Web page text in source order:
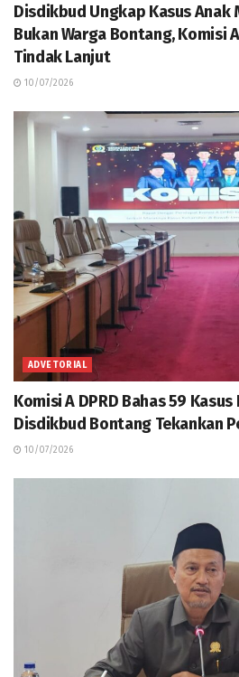
Disdikbud Ungkap Kasus Anak
Bukan Warga Bontang, Komisi
Tindak Lanjut
10/07/2026
ADVETORIAL
Komisi A DPRD Bahas 59
Disdikbud Bontang Tekankan
10/07/2026